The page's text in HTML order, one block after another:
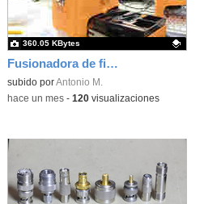
Fusionadora de fibra óptica
Contenido educativo.
subido porAntonio M.
360.05 KBytes
-hace un mes- 120visualizaciones